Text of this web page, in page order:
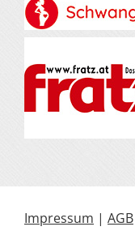
Impressum | AGB